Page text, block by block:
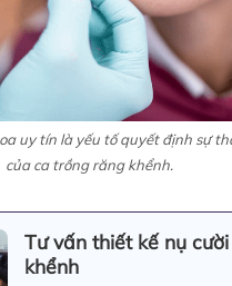
uy tín là yếu tố quyết định sự
của ca trồng răng khểnh.
Tư vấn thiết kế nụ
khểnh